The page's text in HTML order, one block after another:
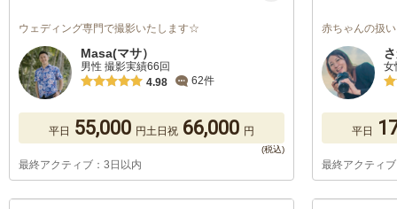
ウェディング専門で撮影いたします☆
Masa(マサ）
男性 撮影実績66回
4.98
62件
平日 55,000 円土日祝 66,000 円
最終アクティブ：3日以内
赤ちゃんの扱
女
平日
最終アクティ